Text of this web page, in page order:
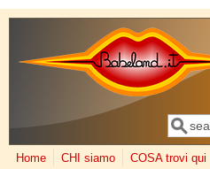
Salta al contenuto principale
Cerca
Home CHI siamo COSA trovi qui